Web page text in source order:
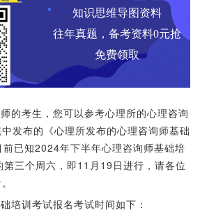
知识思维导图资料
往年真题，备考资料0元抢
免费领取
的考生，您可以参考心理所的心理咨询
发布的《心理所发布的心理咨询师基础
前已知2024年下半年心理咨询师基础培
三个周六，即11月19日进行，请各位
培训考试报名考试时间如下：